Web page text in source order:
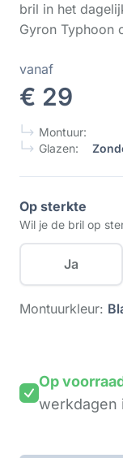
bril in het
Gyron Typhoon
vanaf
€ 29
Montuur:
Glazen:
Op sterkte
Wil je de bril op
Ja
Montuurkleur:
Op
werkdagen